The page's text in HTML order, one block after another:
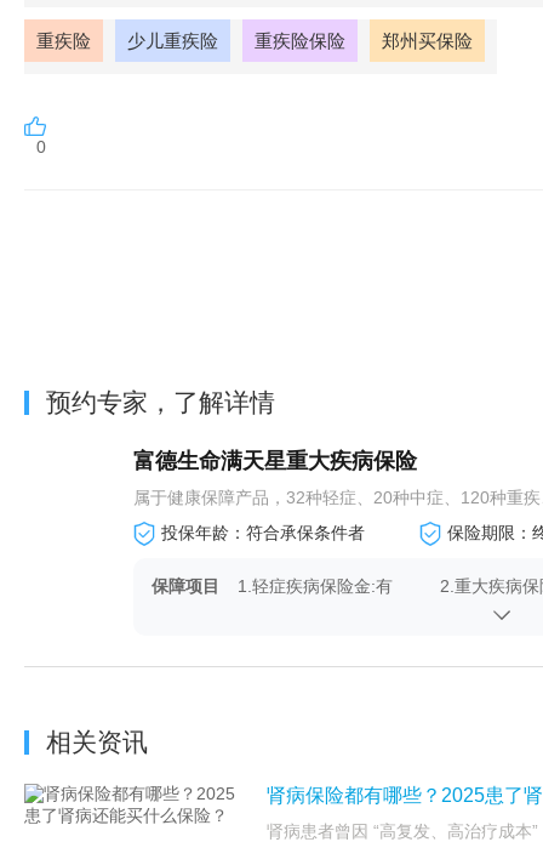
重疾险 少儿重疾险 重疾险保险 郑州买保险
0
预约专家，了解详情
富德生命满天星重大疾病保险
属于健康保障产品，32种轻症、20种中症、120种重
投保年龄：符合承保条件者
保险期限：
保障项目 1.轻症疾病保险金:有
2.重大疾病
5.轻症疾病
保险金:可选
相关资讯
肾病保险都有哪些？2025患了
肾病患者曾因 “高复发、高治疗成本